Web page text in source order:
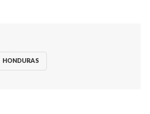
HONDURAS